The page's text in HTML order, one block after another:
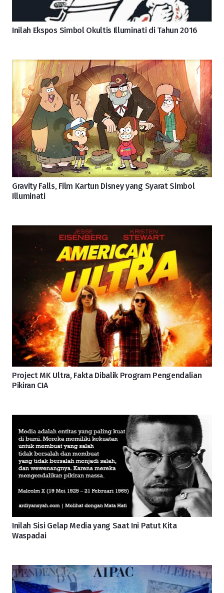
Inilah Ekspos Simbol Okultis Illuminati di Tahun 2016
Gravity Falls, Film Kartun Disney yang Syarat Simbol
Illuminati
Project MK Ultra, Fakta Dibalik Program Pengendalian
Pikiran CIA
Inilah Sisi Gelap Media yang Saat Ini Patut Kita
Waspadai